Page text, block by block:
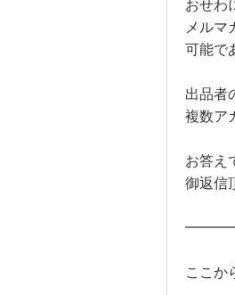
おせわ
メルマ
可能で
出品者
複数ア
お答え
御返信
ここか